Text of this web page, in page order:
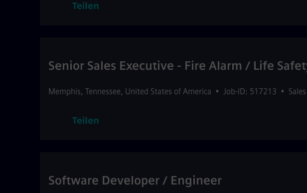
Teilen
Senior Sales Executive - Fire Alarm / Life
Memphis, Tennessee, United States of America • Job-ID: 517213 • Sales
Teilen
Software Developer / Engineer